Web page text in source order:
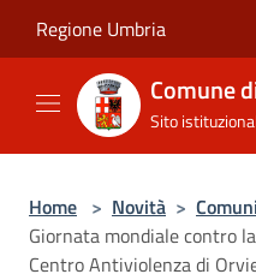
Regione Umbria
Comune
Sito
Home > Novità >
Giornata mondiale contro
Centro Antiviolenza di